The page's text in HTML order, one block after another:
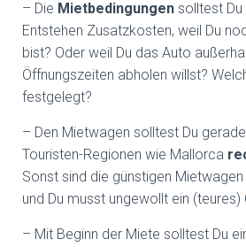
– Die Mietbedingungen solltest Du
Entstehen Zusatzkosten, weil Du
bist? Oder weil Du das Auto
Öffnungszeiten abholen willst?
festgelegt?
– Den Mietwagen solltest Du
Touristen-Regionen wie Mallorca
Sonst sind die günstigen
und Du musst ungewollt ein
– Mit Beginn der Miete solltest Du